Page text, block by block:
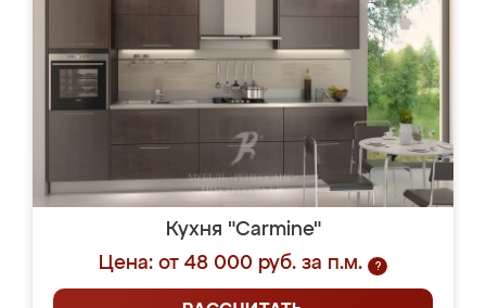
Кухня "Carmine"
Цена: от 48 000 руб. за п.м.
?